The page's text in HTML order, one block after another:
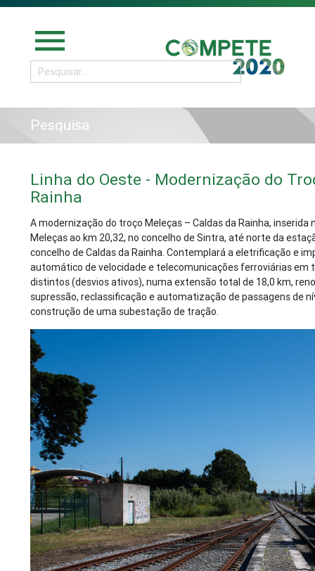
menu
Pesquisa
Linha do Oeste - Modernização do
Rainha
A modernização do troço Meleças – Caldas da Rainha,
Meleças ao km 20,32, no concelho de Sintra, até norte da
concelho de Caldas da Rainha. Contemplará a eletrificação e
automático de velocidade e telecomunicações ferroviárias em
distintos (desvios ativos), numa extensão total de 18,0 km,
supressão, reclassificação e automatização de passagens de
construção de uma subestação de tração.